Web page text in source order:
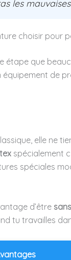
les
choisir pour
étape que
équipement de
elle ne
spécialement
spéciales
d’être
tu travailles